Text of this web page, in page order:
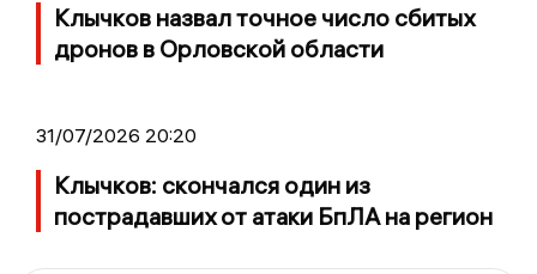
Клычков назвал точное число сбитых
дронов в Орловской области
31/07/2026 20:20
Клычков: скончался один из
пострадавших от атаки БпЛА на регион